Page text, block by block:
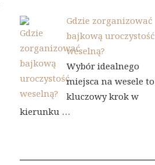
Gdzie zorganizować
bajkową uroczystość
weselną?
Wybór idealnego
miejsca na wesele to
kluczowy krok w
kierunku …